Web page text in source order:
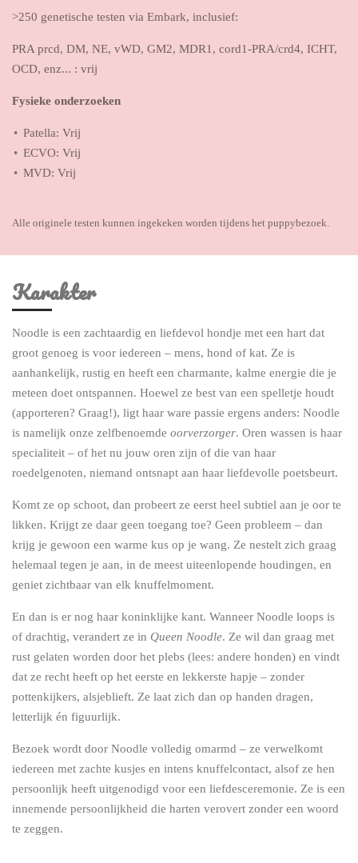
>250 genetische testen via Embark, inclusief:
PRA prcd, DM, NE, vWD, GM2, MDR1, cord1-PRA/crd4, ICHT,
OCD, enz... : vrij
Fysieke onderzoeken
Patella: Vrij
ECVO: Vrij
MVD: Vrij
Alle originele testen kunnen ingekeken worden tijdens het puppybezoek.
Karakter
Noodle is een zachtaardig en liefdevol hondje met een hart dat
groot genoeg is voor iedereen – mens, hond of kat. Ze is
aanhankelijk, rustig en heeft een charmante, kalme energie die je
meteen doet ontspannen. Hoewel ze best van een spelletje houdt
(apporteren? Graag!), ligt haar ware passie ergens anders: Noodle
is namelijk onze zelfbenoemde oorverzorger. Oren wassen is haar
specialiteit – of het nu jouw oren zijn of die van haar
roedelgenoten, niemand ontsnapt aan haar liefdevolle poetsbeurt.
Komt ze op schoot, dan probeert ze eerst heel subtiel aan je oor te
likken. Krijgt ze daar geen toegang toe? Geen probleem – dan
krijg je gewoon een warme kus op je wang. Ze nestelt zich graag
helemaal tegen je aan, in de meest uiteenlopende houdingen, en
geniet zichtbaar van elk knuffelmoment.
En dan is er nog haar koninklijke kant. Wanneer Noodle loops is
of drachtig, verandert ze in Queen Noodle. Ze wil dan graag met
rust gelaten worden door het plebs (lees: andere honden) en vindt
dat ze recht heeft op het eerste en lekkerste hapje – zonder
pottenkijkers, alsjeblieft. Ze laat zich dan op handen dragen,
letterlijk én figuurlijk.
Bezoek wordt door Noodle volledig omarmd – ze verwelkomt
iedereen met zachte kusjes en intens knuffelcontact, alsof ze hen
persoonlijk heeft uitgenodigd voor een liefdesceremonie. Ze is een
innemende persoonlijkheid die harten verovert zonder een woord
te zeggen.